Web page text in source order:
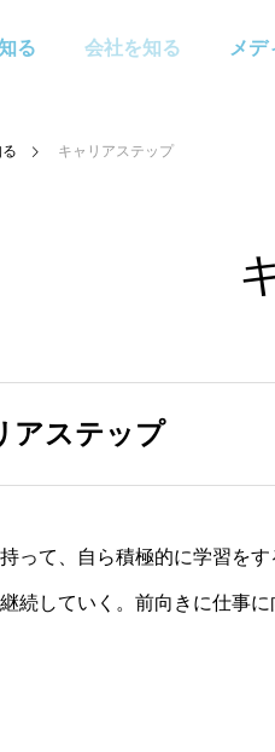
る 会社を知る メデ
キャリアステップ
アステップ
って、自ら積極的に学習を
続していく。前向きに仕事